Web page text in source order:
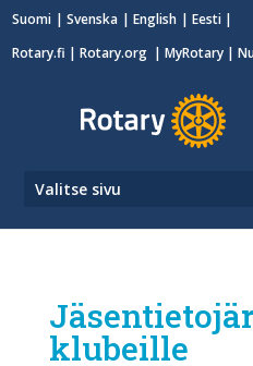
Suomi Svenska English
Eesti
Rotary.fi |Rotary.org |MyRotary |
Valitse sivu
klubeille